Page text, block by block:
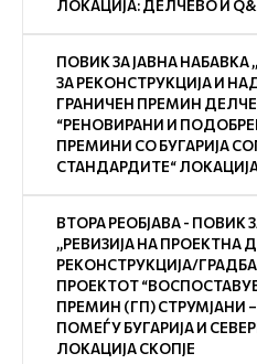
ЛОКАЦИЈА: ДЕЛЧЕВО И
ПОВИК ЗА ЈАВНА
ЗА РЕКОНСТРУКЦИЈА И
ГРАНИЧЕН ПРЕМИН
“РЕНОВИРАНИ И
ПРЕМИНИ СО БУГАРИЈА
СТАНДАРДИТЕ“
ВТОРА РЕОБЈАВА - ПОВИК
,,РЕВИЗИЈА НА ПРОЕКТНА
РЕКОНСТРУКЦИЈА/
ПРОЕКТОТ
ПРЕМИН (ГП) СТРУМЈАНИ
ПОМЕЃУ БУГАРИЈА И
ЛОКАЦИЈА СКОПЈЕ